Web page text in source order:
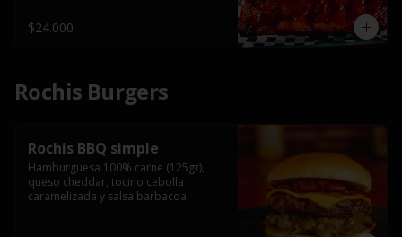
$24.000
Rochis Burgers
Rochis BBQ simple
Hamburguesa 100% carne (125gr),
queso cheddar, tocino cebolla
caramelizada y salsa barbacoa.